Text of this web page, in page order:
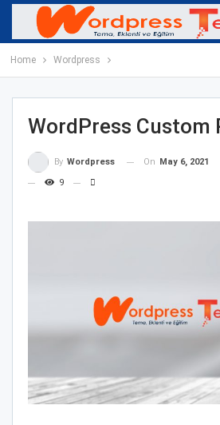
Home Wordpress
WordPress Custom
By Wordpress On May 6, 2021
9